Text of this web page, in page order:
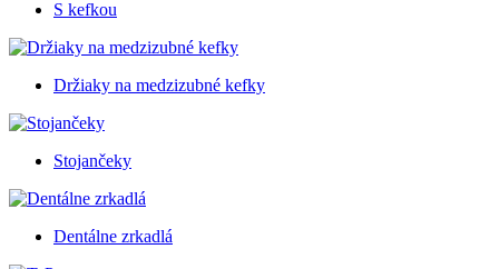
S kefkou
Držiaky na medzizubné kefky
Stojančeky
Dentálne zrkadlá